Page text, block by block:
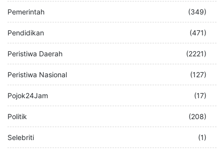
Pemerintah (349)
Pendidikan (471)
Peristiwa Daerah (2221)
Peristiwa Nasional (127)
Pojok24Jam (17)
Politik (208)
Selebriti (1)